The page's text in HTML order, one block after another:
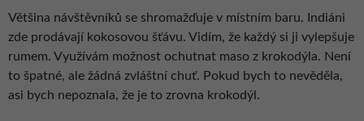
Většina návštěvníků se shromažďuje v místním baru. Indiáni
zde prodávají kokosovou šťávu. Vidím, že každý si ji vylepšuje
rumem. Využívám možnost ochutnat maso z krokodýla. Není
to špatné, ale žádná zvláštní chuť. Pokud bych to nevěděla,
asi bych nepoznala, že je to zrovna krokodýl.